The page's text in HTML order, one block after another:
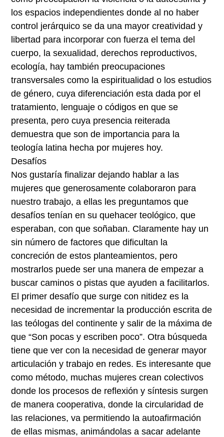
los espacios independientes donde al no haber
control jerárquico se da una mayor creatividad y
libertad para incorporar con fuerza el tema del
cuerpo, la sexualidad, derechos reproductivos,
ecología, hay también preocupaciones
transversales como la espiritualidad o los estudios
de género, cuya diferenciación esta dada por el
tratamiento, lenguaje o códigos en que se
presenta, pero cuya presencia reiterada
demuestra que son de importancia para la
teología latina hecha por mujeres hoy.
Desafíos
Nos gustaría finalizar dejando hablar a las
mujeres que generosamente colaboraron para
nuestro trabajo, a ellas les preguntamos que
desafíos tenían en su quehacer teológico, que
esperaban, con que soñaban. Claramente hay un
sin número de factores que dificultan la
concreción de estos planteamientos, pero
mostrarlos puede ser una manera de empezar a
buscar caminos o pistas que ayuden a facilitarlos.
El primer desafío que surge con nitidez es la
necesidad de incrementar la producción escrita de
las teólogas del continente y salir de la máxima de
que “Son pocas y escriben poco”. Otra búsqueda
tiene que ver con la necesidad de generar mayor
articulación y trabajo en redes. Es interesante que
como método, muchas mujeres crean colectivos
donde los procesos de reflexión y síntesis surgen
de manera cooperativa, donde la circularidad de
las relaciones, va permitiendo la autoafirmación
de ellas mismas, animándolas a sacar adelante